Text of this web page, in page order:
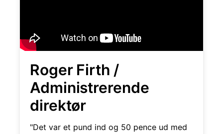
Roger Firth /
Administrerende
direktør
"Det var et pund ind og 50 pence ud med